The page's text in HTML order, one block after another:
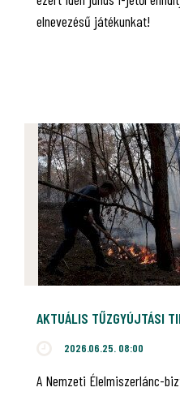
elnevezésű játékunkat!
AKTUÁLIS TŰZGYÚJTÁSI
2026.06.25. 08:00
A Nemzeti Élelmiszerlánc-